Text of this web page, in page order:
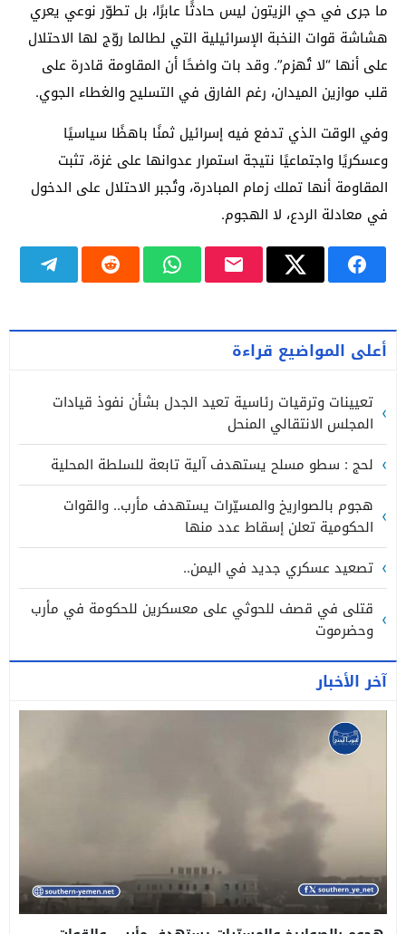
ما جرى في حي الزيتون ليس حادثًا عابرًا، بل تطوّر نوعي يعري
هشاشة قوات النخبة الإسرائيلية التي لطالما روّج لها الاحتلال
على أنها “لا تُهزم”. وقد بات واضحًا أن المقاومة قادرة على
قلب موازين الميدان، رغم الفارق في التسليح والغطاء الجوي.
وفي الوقت الذي تدفع فيه إسرائيل ثمنًا باهظًا سياسيًا
وعسكريًا واجتماعيًا نتيجة استمرار عدوانها على غزة، تثبت
المقاومة أنها تملك زمام المبادرة، وتُجبر الاحتلال على الدخول
في معادلة الردع، لا الهجوم.
أعلى المواضيع قراءة
تعيينات وترقيات رئاسية تعيد الجدل بشأن نفوذ قيادات
المجلس الانتقالي المنحل
لحج : سطو مسلح يستهدف آلية تابعة للسلطة المحلية
هجوم بالصواريخ والمسيّرات يستهدف مأرب.. والقوات
الحكومية تعلن إسقاط عدد منها
تصعيد عسكري جديد في اليمن..
قتلى في قصف للحوثي على معسكرين للحكومة في مأرب
وحضرموت
آخر الأخبار